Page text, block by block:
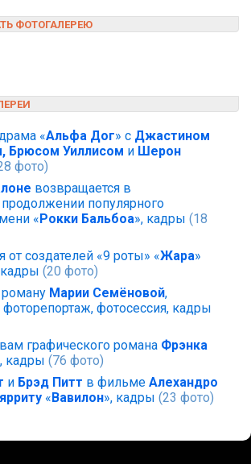
ФОТОГАЛЕРЕЮ
«Альфа Дог» с Джастином
Брюсом Уиллисом и Шерон
фото)
возвращается в
популярного
«Рокки Бальбоа», кадры (18
от создателей «9 роты» «Жара»
(20 фото)
роману Марии Семёновой,
фотосессия, кадры
графического романа Фрэнка
кадры (76 фото)
и Брэд Питт в фильме Алехандро
«Вавилон», кадры (23 фото)